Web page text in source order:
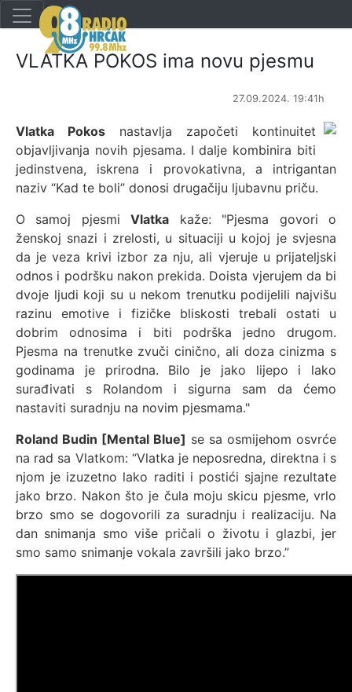
VLATKA POKOS ima novu pjesmu
27.09.2024. 19:41h
Vlatka Pokos nastavlja započeti kontinuitet
objavljivanja novih pjesama. I dalje kombinira biti
jedinstvena, iskrena i provokativna, a intrigantan
naziv “Kad te boli” donosi drugačiju ljubavnu priču.
O samoj pjesmiVlatka kaže: "Pjesma govori o
ženskoj snazi i zrelosti, u situaciji u kojoj je svjesna
da je veza krivi izbor za nju, ali vjeruje u prijateljski
odnos i podršku nakon prekida. Doista vjerujem da bi
dvoje ljudi koji su u nekom trenutku podijelili najvišu
razinu emotive i fizičke bliskosti trebali ostati u
dobrim odnosima i biti podrška jedno drugom.
Pjesma na trenutke zvuči cinično, ali doza cinizma s
godinama je prirodna. Bilo je jako lijepo i lako
surađivati s Rolandom i sigurna sam da ćemo
nastaviti suradnju na novim pjesmama."
Roland Budin [Mental Blue] se sa osmijehom osvrće
na rad sa Vlatkom: “Vlatka je neposredna, direktna i s
njom je izuzetno lako raditi i postići sjajne rezultate
jako brzo. Nakon što je čula moju skicu pjesme, vrlo
brzo smo se dogovorili za suradnju i realizaciju. Na
dan snimanja smo više pričali o životu i glazbi, jer
smo samo snimanje vokala završili jako brzo.”